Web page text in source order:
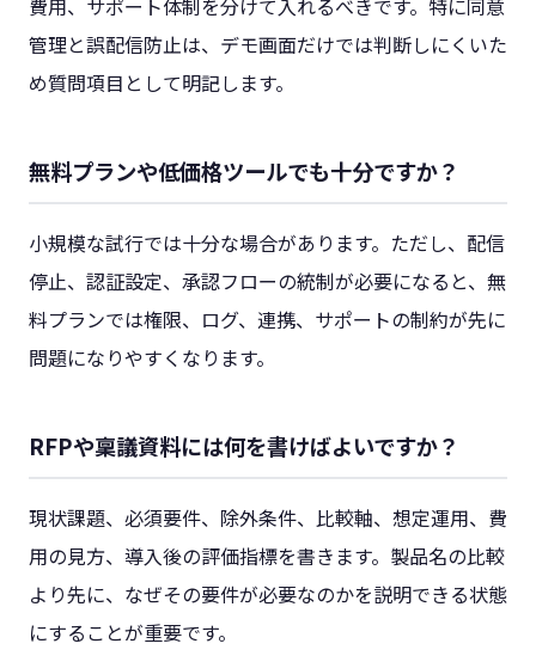
費用、サポート体制を分けて入れるべきです。特に同意
管理と誤配信防止は、デモ画面だけでは判断しにくいた
め質問項目として明記します。
無料プランや低価格ツールでも十分ですか？
小規模な試行では十分な場合があります。ただし、配信
停止、認証設定、承認フローの統制が必要になると、無
料プランでは権限、ログ、連携、サポートの制約が先に
問題になりやすくなります。
RFPや稟議資料には何を書けばよいですか？
現状課題、必須要件、除外条件、比較軸、想定運用、費
用の見方、導入後の評価指標を書きます。製品名の比較
より先に、なぜその要件が必要なのかを説明できる状態
にすることが重要です。